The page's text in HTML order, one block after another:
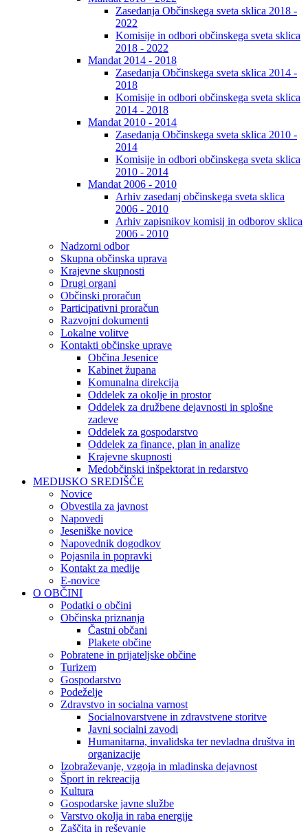
Zasedanja Občinskega sveta sklica 2018 -
2022
Komisije in odbori občinskega sveta sklica
2018 - 2022
Mandat 2014 - 2018
Zasedanja Občinskega sveta sklica 2014 -
2018
Komisije in odbori občinskega sveta sklica
2014 - 2018
Mandat 2010 - 2014
Zasedanja Občinskega sveta sklica 2010 -
2014
Komisije in odbori občinskega sveta sklica
2010 - 2014
Mandat 2006 - 2010
Arhiv zasedanj občinskega sveta sklica
2006 - 2010
Arhiv zapisnikov komisij in odborov sklica
2006 - 2010
Nadzorni odbor
Skupna občinska uprava
Krajevne skupnosti
Drugi organi
Občinski proračun
Participativni proračun
Razvojni dokumenti
Lokalne volitve
Kontakti občinske uprave
Občina Jesenice
Kabinet župana
Komunalna direkcija
Oddelek za okolje in prostor
Oddelek za družbene dejavnosti in splošne
zadeve
Oddelek za gospodarstvo
Oddelek za finance, plan in analize
Krajevne skupnosti
Medobčinski inšpektorat in redarstvo
MEDIJSKO SREDIŠČE
Novice
Obvestila za javnost
Napovedi
Jeseniške novice
Napovednik dogodkov
Pojasnila in popravki
Kontakt za medije
E-novice
O OBČINI
Podatki o občini
Občinska priznanja
Častni občani
Plakete občine
Pobratene in prijateljske občine
Turizem
Gospodarstvo
Podeželje
Zdravstvo in socialna varnost
Socialnovarstvene in zdravstvene storitve
Javni socialni zavodi
Humanitarna, invalidska ter nevladna društva in
organizacije
Izobraževanje, vzgoja in mladinska dejavnost
Šport in rekreacija
Kultura
Gospodarske javne službe
Varstvo okolja in raba energije
Zaščita in reševanje